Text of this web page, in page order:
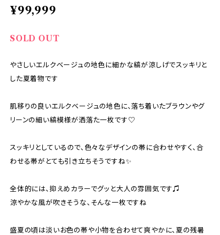
¥99,999
SOLD OUT
やさしいエルクベージュの地色に細かな縞が涼しげでスッキリと
した夏着物です
肌移りの良いエルクベージュの地色に、落ち着いたブラウンやグ
リーンの細い縞模様が洒落た一枚です♡
スッキリとしているので、色々なデザインの帯に合わせやすく、合
わせる帯がとても引き立ちそうですね✨
全体的には、抑えめカラーでグッと大人の雰囲気です♫
涼やかな風が吹きそうな、そんな一枚ですね
盛夏の頃は淡いお色の帯や小物を合わせて爽やかに、夏の残暑